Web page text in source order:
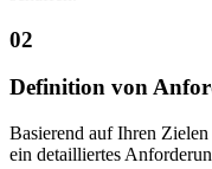
02
Definition von
Basierend auf Ihren
ein detailliertes